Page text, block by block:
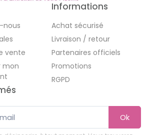
nous
vente
mon
Informations
Achat sécurisé
Livraison / retour
Partenaires officiels
Promotions
RGPD
Ok